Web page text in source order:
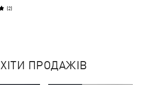
(2)
ХІТИ ПРОДАЖІВ